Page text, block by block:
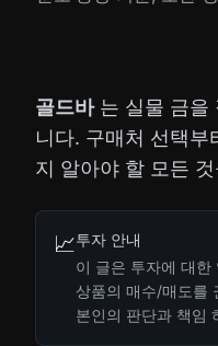
골드바는 실물 금을
니다. 구매처 선택
지 알아야 할 모든
📈투자 안내
이 글은 투자에 대한
상품의 매수/매도를
본인의 판단과 책임